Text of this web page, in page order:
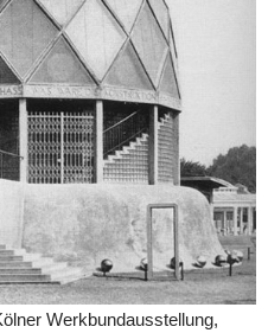
Werkbundausstellung,